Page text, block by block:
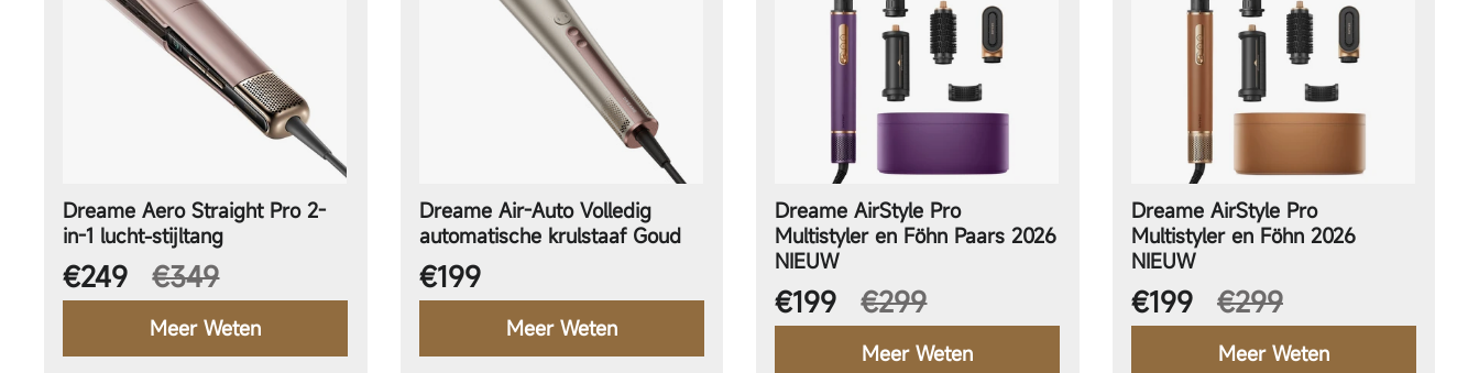
Dreame Aero Straight Pro 2-
in-1 lucht-stijltang
Aanbiedingsprijs
€249 €349
Meer Weten
Dreame Air-Auto Volledig
automatische krulstaaf Goud
Normale prijs
€199
Meer Weten
Dreame AirStyle Pro
Multistyler en Föhn Paars 2026
NIEUW
Aanbiedingsprijs
€199 €299
Meer Weten
Dreame AirStyle Pro
Multistyler en Föhn 2026
NIEUW
Aanbiedingsprijs
€199 €299
Meer Weten